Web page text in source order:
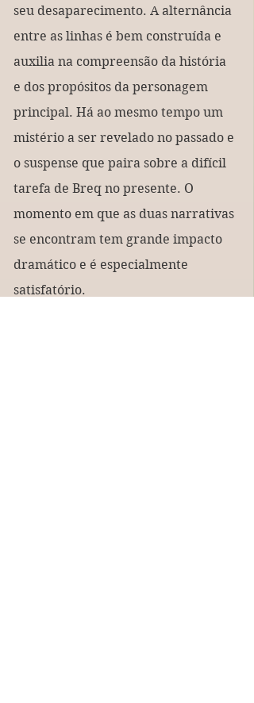
seu desaparecimento. A alternância
entre as linhas é bem construída e
auxilia na compreensão da história
e dos propósitos da personagem
principal. Há ao mesmo tempo um
mistério a ser revelado no passado e
o suspense que paira sobre a difícil
tarefa de Breq no presente. O
momento em que as duas narrativas
se encontram tem grande impacto
dramático e é especialmente
satisfatório.